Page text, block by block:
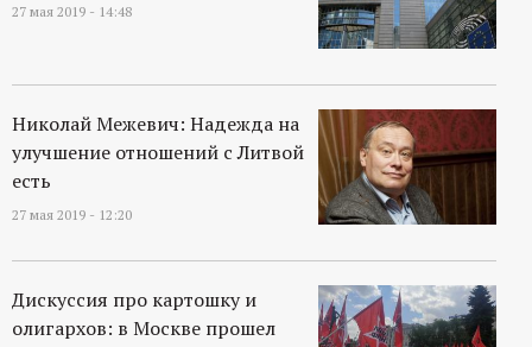
27 мая 2019 - 14:48
Николай Межевич: Надежда на
улучшение отношений с Литвой
есть
27 мая 2019 - 12:20
Дискуссия про картошку и
олигархов: в Москве прошел